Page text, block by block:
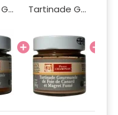
Tartinade Gourmande de Ratatouille au Rocamadour 100g Tartinade Gourmande de Foie de Canard et Magret Fumé 100g